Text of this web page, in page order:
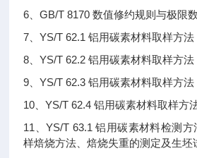
6、GB/T 8170 数值修约规则与极限
7、YS/T 62.1 铝用碳素材料取样方
8、YS/T 62.2 铝用碳素材料取样方
9、YS/T 62.3 铝用碳素材料取样方
10、YS/T 62.4 铝用碳素材料取样方
11、YS/T 63.1 铝用碳素材料检测
样焙烧方法、焙烧失重的测定及生坯